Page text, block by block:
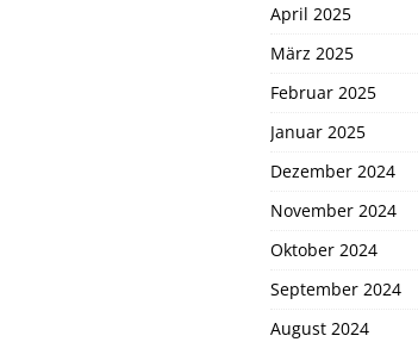
April 2025
März 2025
Februar 2025
Januar 2025
Dezember 2024
November 2024
Oktober 2024
September 2024
August 2024